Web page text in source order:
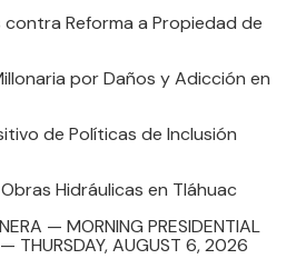
Reforma a Propiedad de
por Daños y Adicción en
de Políticas de Inclusión
Hidráulicas en Tláhuac
— MORNING PRESIDENTIAL
— THURSDAY, AUGUST 6, 2026